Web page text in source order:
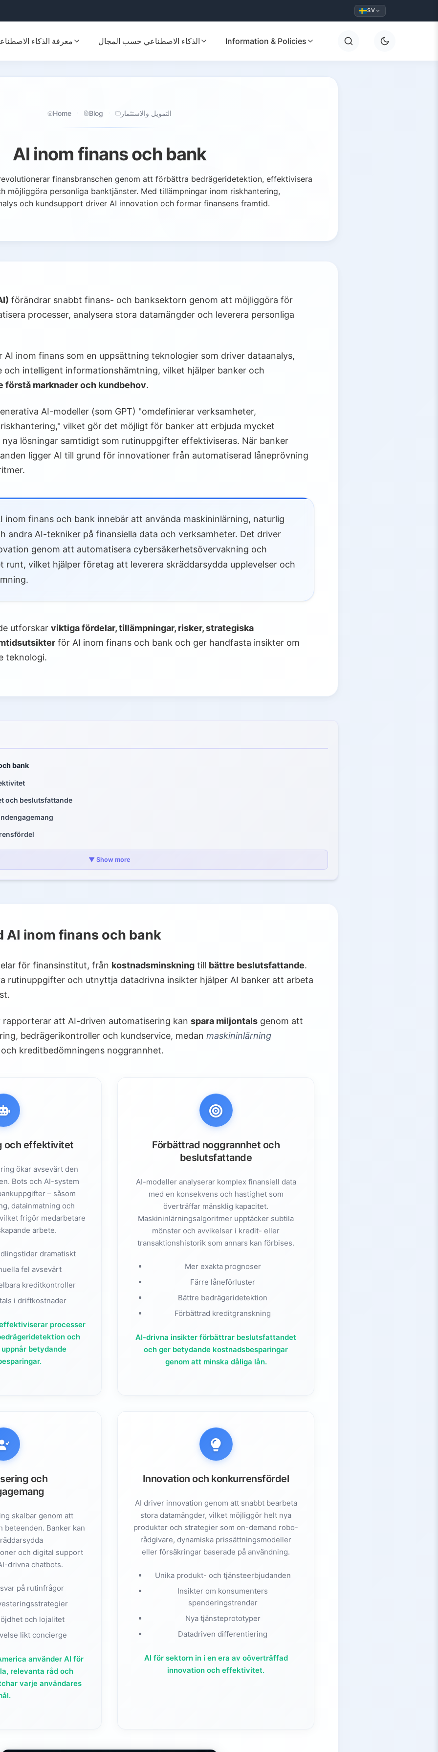
SV
معرفة الذكاء الذكاء الاصطناعي حسب المجال Information & Policies
Home Blog التمويل والاستثمار
AI inom finans och bank
finansbranschen genom att förbättra bedrägeridetektion, effektivisera
möjliggöra personliga banktjänster. Med tillämpningar inom riskhantering,
och kundsupport driver AI innovation och formar finansens framtid.
förändrar snabbt finans- och banksektorn genom att möjliggöra för
processer, analysera stora datamängder och leverera personliga
AI inom finans som en uppsättning teknologier som driver dataanalys,
och intelligent informationshämtning, vilket hjälper banker och
förstå marknader och kundbehov.
AI-modeller (som GPT) "omdefinierar verksamheter,
vilket gör det möjligt för banker att erbjuda mycket
lösningar samtidigt som rutinuppgifter effektiviseras. När banker
ligger AI till grund för innovationer från automatiserad låneprövning
inom finans och bank innebär att använda maskininlärning, naturlig
andra AI-tekniker på finansiella data och verksamheter. Det driver
genom att automatisera cybersäkerhetsövervakning och
runt, vilket hjälper företag att leverera skräddarsydda upplevelser och
utforskar viktiga fördelar, tillämpningar, risker, strategiska
för AI inom finans och bank och ger handfasta insikter om
teknologi.
bank
och beslutsfattande
och bank
förebyggande
(RegTech)
transparens
AI
förändring
och bank
▼ Show more
AI inom finans och bank
för finansinstitut, från kostnadsminskning till bättre beslutsfattande.
rutinuppgifter och utnyttja datadrivna insikter hjälper AI banker att arbeta
att AI-driven automatisering kan spara miljontals genom att
bedrägerikontroller och kundservice, medan maskininlärning
kreditbedömningens noggrannhet.
och effektivitet
ökar avsevärt den
Bots och AI-system
– såsom
datainmatning och
frigör medarbetare
arbete.
dramatiskt
fel avsevärt
kreditkontroller
i driftkostnader
processer
och
betydande
Förbättrad noggrannhet och
beslutsfattande
AI-modeller analyserar komplex finansiell data
med en konsekvens och hastighet som
överträffar mänsklig kapacitet.
Maskininlärningsalgoritmer upptäcker subtila
mönster och avvikelser i kredit- eller
transaktionshistorik som annars kan förbises.
Mer exakta prognoser
Färre låneförluster
Bättre bedrägeridetektion
Förbättrad kreditgranskning
AI-drivna insikter förbättrar beslutsfattandet
och ger betydande kostnadsbesparingar
genom att minska dåliga lån.
och
skalbar genom att
beteenden. Banker kan
och digital support
drivna chatbots.
på rutinfrågor
och lojalitet
likt concierge
använder AI för
relevanta råd och
varje användares
Innovation och konkurrensfördel
AI driver innovation genom att snabbt bearbeta
stora datamängder, vilket möjliggör helt nya
produkter och strategier som on-demand robo-
rådgivare, dynamiska prissättningsmodeller
eller försäkringar baserade på användning.
Unika produkt- och tjänsteerbjudanden
Insikter om konsumenters
spenderingstrender
Nya tjänsteprototyper
Datadriven differentiering
AI för sektorn in i en era av oöverträffad
innovation och effektivitet.